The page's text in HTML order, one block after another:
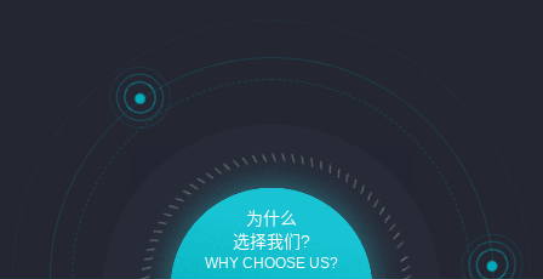
为什么
选择我们?
WHY CHOOSE US?